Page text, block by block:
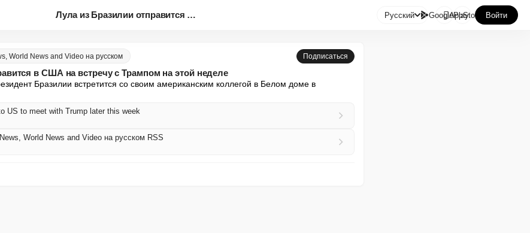
Лула из Бразилии отправится в ... Русский GooglePlay
AppStore Войти
World News and Video на русском Подписаться
в США на встречу с Трампом на этой неделе
Бразилии встретится со своим американским коллегой в Белом доме в
US to meet with Trump later this week
World News and Video на русском RSS